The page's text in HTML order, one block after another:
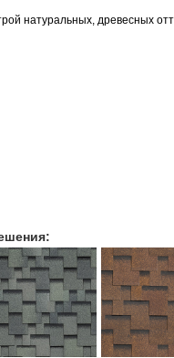
натуральных, древесных